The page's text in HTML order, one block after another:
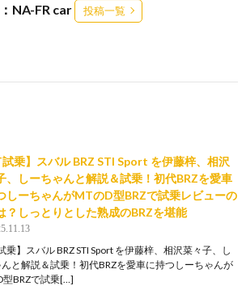
NA-FR car 投稿一覧
試乗】スバル BRZ STI Sport を伊藤梓、相沢
、しーちゃんと解説＆試乗！初代BRZを愛車
しーちゃんがMTのD型BRZで試乗レビューの
？しっとりとした熟成のBRZを堪能
乗】スバル BRZ STI Sport を伊藤梓、相沢菜々子、し
と解説＆試乗！初代BRZを愛車に持つしーちゃんが
型BRZで試乗[…]